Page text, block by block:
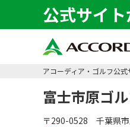
公式サイ
アコーディア・ゴルフ公
富士市原ゴ
〒290-0528 千葉県市